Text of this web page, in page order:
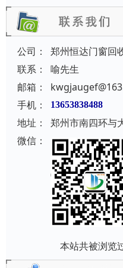
公司：
郑州恒达门窗回
联系：
喻先生
邮箱：
手机：
13653838488
地址：
郑州市南四环与
微信：
本站共被浏览